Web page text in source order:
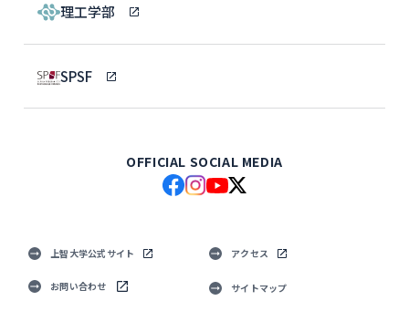
理工学部
SPSF
OFFICIAL SOCIAL MEDIA
上智大学公式サイト アクセス
お問い合わせ サイトマップ